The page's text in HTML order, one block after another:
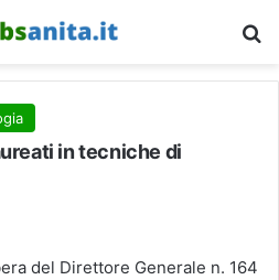
in tecniche di
del Direttore Generale n. 164